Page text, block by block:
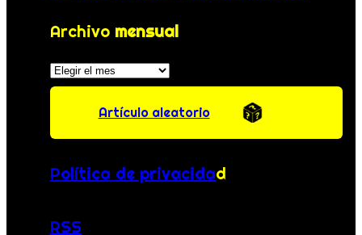
Archivo mensual
Archivos
Artículo aleatorio
Política de privacidad
RSS